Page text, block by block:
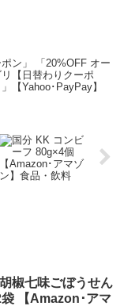
ポン」 「20%OFF オー
【日替わりクーポ
【Yahoo･PayPay】
椒七味ごぼうせん
【Amazon･アマ